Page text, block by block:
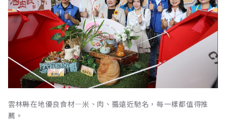
雲林縣在地優良食材—米、肉、醬遠近馳名，每一樣都值得推
薦。